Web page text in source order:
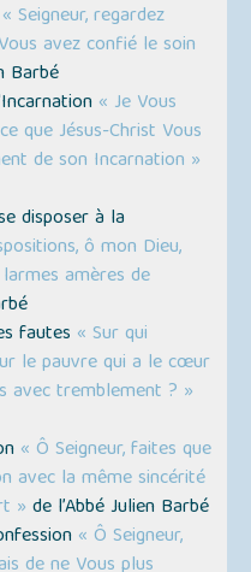
« Seigneur, regardez
avez confié le soin
Barbé
« Je Vous
que Jésus-Christ Vous
de son Incarnation »
disposer à la
ô mon Dieu,
amères de
fautes « Sur qui
le pauvre qui a le cœur
avec tremblement ? »
« Ô Seigneur, faites que
avec la même sincérité
» de l’Abbé Julien Barbé
« Ô Seigneur,